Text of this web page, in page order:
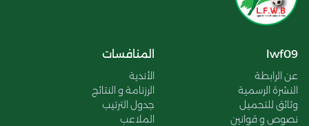
lwf09
عن الرابطة
النشرة الرسمية
وثائق للتحميل
نصوص و قوانين
المنافسات
الأندية
الرزنامة و النتائج
جدول الترتيب
الملاعب